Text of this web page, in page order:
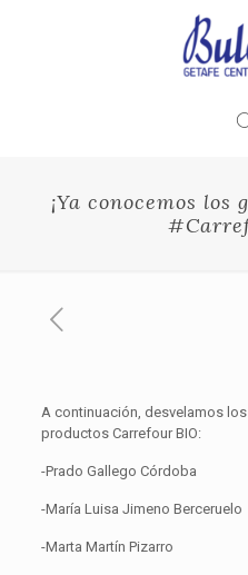
¡Ya conocemos los
A continuación, desvelamos
productos Carrefour BIO:
-Prado Gallego Córdoba
-María Luisa Jimeno Berceruelo
-Marta Martín Pizarro